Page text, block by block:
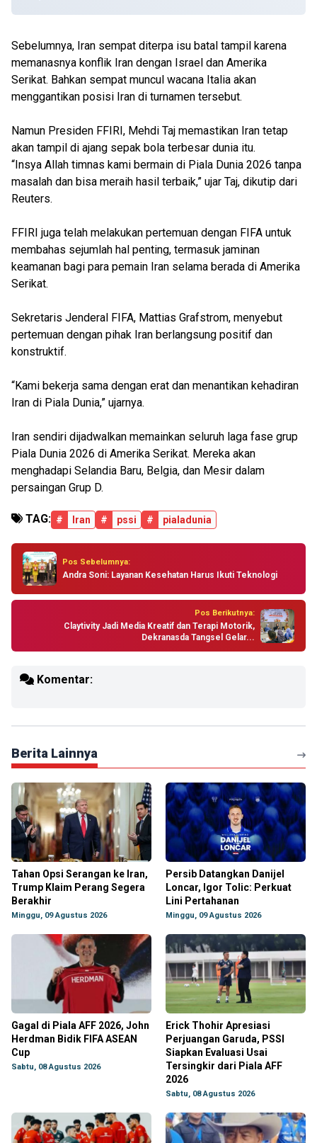
Sebelumnya, Iran sempat diterpa isu batal tampil karena
memanasnya konflik Iran dengan Israel dan Amerika
Serikat. Bahkan sempat muncul wacana Italia akan
menggantikan posisi Iran di turnamen tersebut.
Namun Presiden FFIRI, Mehdi Taj memastikan Iran tetap
akan tampil di ajang sepak bola terbesar dunia itu.
“Insya Allah timnas kami bermain di Piala Dunia 2026 tanpa
masalah dan bisa meraih hasil terbaik,” ujar Taj, dikutip dari
Reuters.
FFIRI juga telah melakukan pertemuan dengan FIFA untuk
membahas sejumlah hal penting, termasuk jaminan
keamanan bagi para pemain Iran selama berada di Amerika
Serikat.
Sekretaris Jenderal FIFA, Mattias Grafstrom, menyebut
pertemuan dengan pihak Iran berlangsung positif dan
konstruktif.
“Kami bekerja sama dengan erat dan menantikan kehadiran
Iran di Piala Dunia,” ujarnya.
Iran sendiri dijadwalkan memainkan seluruh laga fase grup
Piala Dunia 2026 di Amerika Serikat. Mereka akan
menghadapi Selandia Baru, Belgia, dan Mesir dalam
persaingan Grup D.
TAG: # Iran # pssi # pialadunia
Pos Sebelumnya:
Andra Soni: Layanan Kesehatan Harus Ikuti Teknologi
Pos Berikutnya:
Claytivity Jadi Media Kreatif dan Terapi Motorik,
Dekranasda Tangsel Gelar...
Komentar:
Berita Lainnya
Tahan Opsi Serangan ke Iran,
Trump Klaim Perang Segera
Berakhir
Minggu, 09 Agustus 2026
Persib Datangkan Danijel
Loncar, Igor Tolic: Perkuat
Lini Pertahanan
Minggu, 09 Agustus 2026
Gagal di Piala AFF 2026, John
Herdman Bidik FIFA ASEAN
Cup
Sabtu, 08 Agustus 2026
Erick Thohir Apresiasi
Perjuangan Garuda, PSSI
Siapkan Evaluasi Usai
Tersingkir dari Piala AFF
2026
Sabtu, 08 Agustus 2026